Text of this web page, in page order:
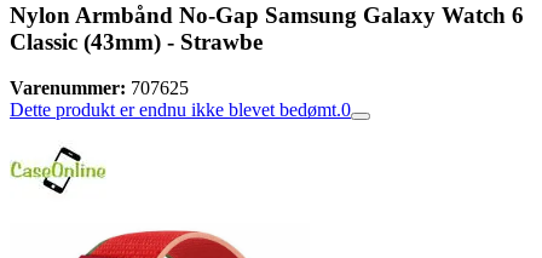
Nylon Armbånd No-Gap Samsung Galaxy Watch 6
Classic (43mm) - Strawbe
Varenummer: 707625
Dette produkt er endnu ikke blevet bedømt.0